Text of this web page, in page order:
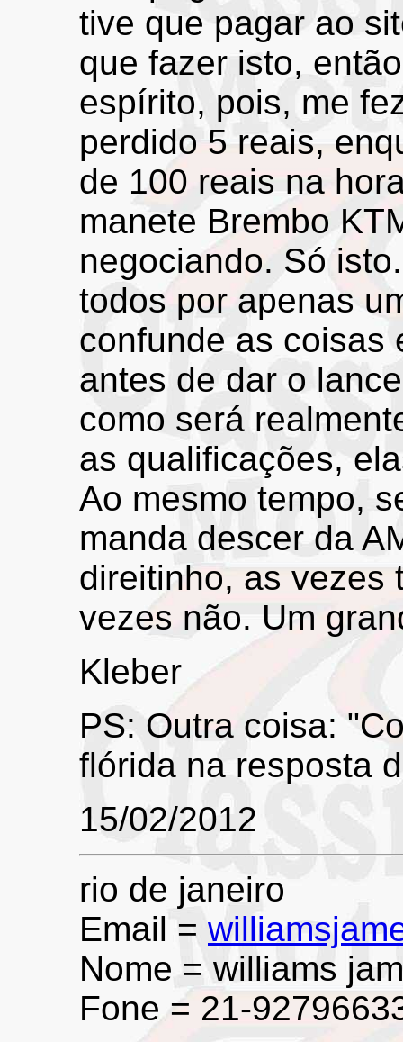
tive que pagar ao
que fazer isto,
espírito, pois, me
perdido 5 reais,
de 100 reais na
manete Brembo
negociando. Só
todos por apenas
confunde as coisas
antes de dar o
como será
as qualificações,
Ao mesmo tempo,
manda descer da
direitinho, as vezes
vezes não. Um
Kleber
PS: Outra coisa:
flórida na resposta
15/02/2012
rio de janeiro
Email =
Nome = williams
Fone = 21-